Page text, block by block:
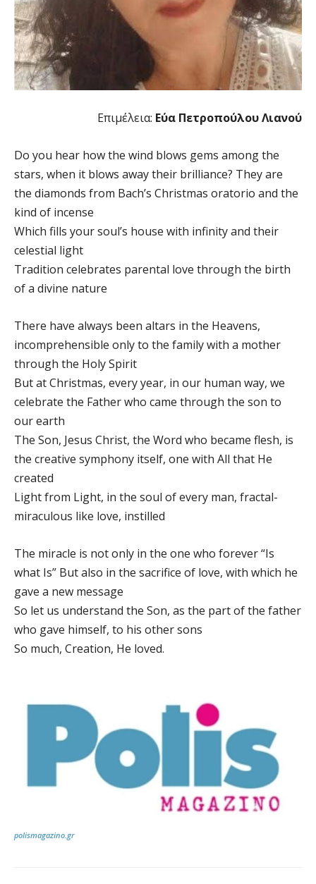
Επιμέλεια: Εύα Πετροπούλου Λιανού
Do you hear how the wind blows gems among the
stars, when it blows away their brilliance? They are
the diamonds from Bach’s Christmas oratorio and the
kind of incense
Which fills your soul’s house with infinity and their
celestial light
Tradition celebrates parental love through the birth
of a divine nature
There have always been altars in the Heavens,
incomprehensible only to the family with a mother
through the Holy Spirit
But at Christmas, every year, in our human way, we
celebrate the Father who came through the son to
our earth
The Son, Jesus Christ, the Word who became flesh, is
the creative symphony itself, one with All that He
created
Light from Light, in the soul of every man, fractal-
miraculous like love, instilled
The miracle is not only in the one who forever “Is
what Is” But also in the sacrifice of love, with which he
gave a new message
So let us understand the Son, as the part of the father
who gave himself, to his other sons
So much, Creation, He loved.
polismagazino.gr